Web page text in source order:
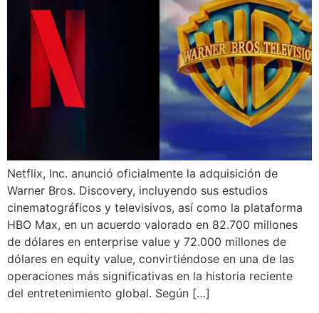
Netflix, Inc. anunció oficialmente la adquisición de
Warner Bros. Discovery, incluyendo sus estudios
cinematográficos y televisivos, así como la plataforma
HBO Max, en un acuerdo valorado en 82.700 millones
de dólares en enterprise value y 72.000 millones de
dólares en equity value, convirtiéndose en una de las
operaciones más significativas en la historia reciente
del entretenimiento global. Según […]